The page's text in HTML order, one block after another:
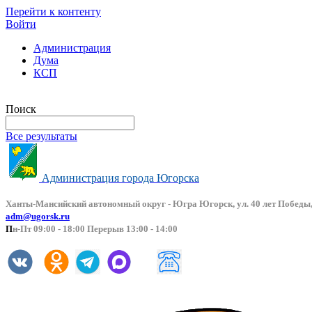
Перейти к контенту
Войти
Администрация
Дума
КСП
Поиск
Все результаты
Администрация города Югорска
Ханты-Мансийский автономный округ - Югра Югорск, ул. 40 лет
adm@ugorsk.ru
Пн-Пт 09:00 - 18:00 Перерыв 13:00 - 14:00